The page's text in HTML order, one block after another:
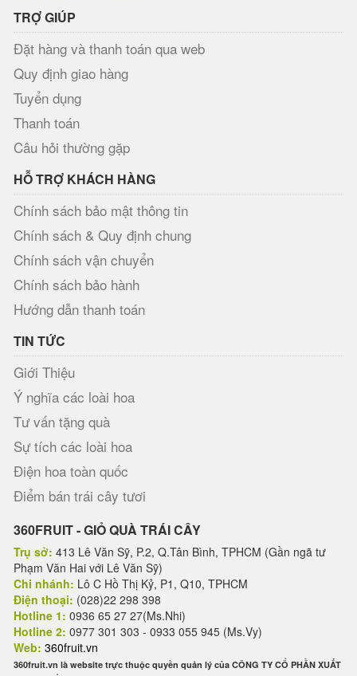
TRỢ GIÚP
Đặt hàng và thanh toán qua web
Quy định giao hàng
Tuyển dụng
Thanh toán
Câu hỏi thường gặp
HỖ TRỢ KHÁCH HÀNG
Chính sách bảo mật thông tin
Chính sách & Quy định chung
Chính sách vận chuyển
Chính sách bảo hành
Hướng dẫn thanh toán
TIN TỨC
Giới Thiệu
Ý nghĩa các loài hoa
Tư vấn tặng quà
Sự tích các loài hoa
Điện hoa toàn quốc
Điểm bán trái cây tươi
360FRUIT - GIỎ QUÀ TRÁI CÂY
Trụ sở: 413 Lê Văn Sỹ, P.2, Q.Tân Bình, TPHCM (Gần ngã tư
Phạm Văn Hai với Lê Văn Sỹ)
Chi nhánh: Lô C Hồ Thị Kỷ, P1, Q10, TPHCM
Điện thoại: (028)22 298 398
Hotline 1: 0936 65 27 27(Ms.Nhi)
Hotline 2: 0977 301 303 - 0933 055 945 (Ms.Vy)
Web: 360fruit.vn
360fruit.vn là website trực thuộc quyền quản lý của CÔNG TY CỔ PHẦN XUẤT